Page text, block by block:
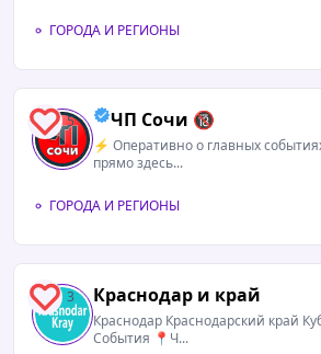
08.08.2026 / 13:08
По рекомендованному графику,
каникулы официально пройдут с
3 ноября. Однако если школа
пятидневке, к ним
выходные и праздничные дни —
08.08.2026 / 12:08
Град перебил зелень на дачах в
районе.//mash_iptash
ГОРОДА И РЕГИОНЫ
5 ЧП Сочи 🔞
⚡️ Оперативно о главных
прямо здесь...
ГОРОДА И РЕГИОНЫ
3 Краснодар и край
Краснодар Краснодарский край Кубань
События 📍Ч...